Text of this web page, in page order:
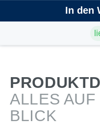
In den
ALLES AUF
BLICK